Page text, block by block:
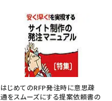
はじめてのRFP――発注時に意思疎
通をスムーズにする提案依頼書の